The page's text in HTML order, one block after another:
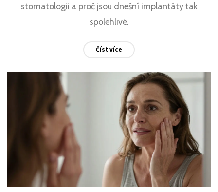
stomatologii a proč jsou dnešní implantáty tak
spolehlivé.
Číst více